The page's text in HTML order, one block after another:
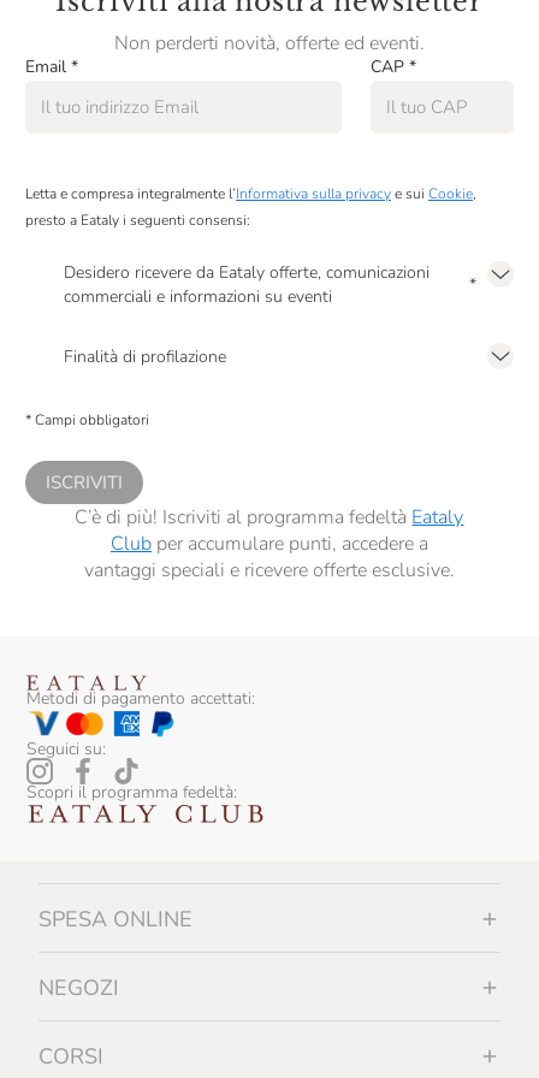
Malenchini
Marchesi Migliorati
Marchesi Di Barolo
Marenco
Masciarelli
Masi
Massimago
Massimo Rattalino
Montanaro
Monte Rossa
Montellori
Montezemolo
Mossio
Nonino
Pellegrino
Non perderti novità, offerte ed eventi.
Email * CAP *
Letta e compresa integralmente l’Informativa sulla privacye sui Cookie,
presto a Eataly i seguenti consensi:
Desidero ricevere da Eataly offerte, comunicazioni
commerciali e informazioni su eventi
*
Finalità di profilazione
comunicazioni commerciali personalizzate, in caso di consenso prestato ai
* Campi obbligatori
ISCRIVITI
C’è di più! Iscriviti al programma fedeltà Eataly
Clubper accumulare punti, accedere a
vantaggi speciali e ricevere offerte esclusive.
Metodi di pagamento accettati:
Seguici su:
Scopri il programma fedeltà:
SPESA ONLINE
NEGOZI
CORSI